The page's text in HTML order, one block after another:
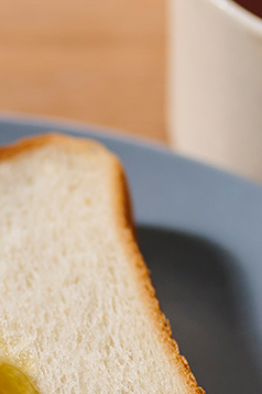
超熟 国産小麦 6枚スライス
バター